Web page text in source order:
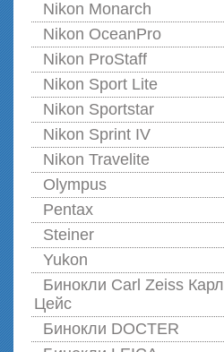
Nikon Monarch
Nikon OceanPro
Nikon ProStaff
Nikon Sport Lite
Nikon Sportstar
Nikon Sprint IV
Nikon Travelite
Olympus
Pentax
Steiner
Yukon
Бинокли Carl Zeiss Карл
Цейс
Бинокли DOCTER